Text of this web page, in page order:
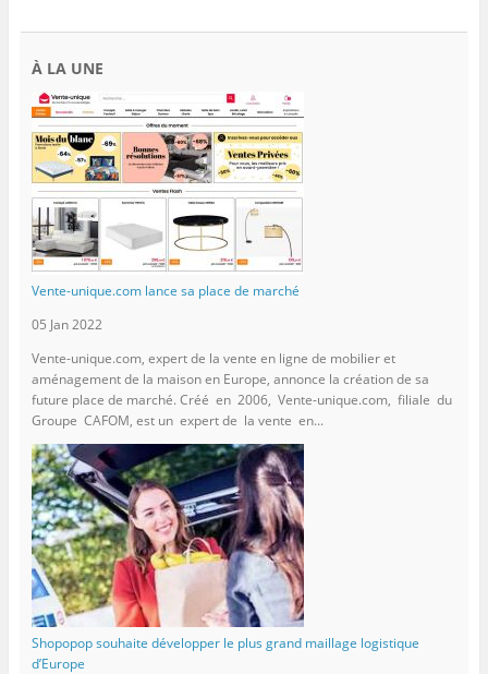
À LA UNE
Vente-unique.com lance sa place de marché
05 Jan 2022
Vente-unique.com, expert de la vente en ligne de mobilier et
aménagement de la maison en Europe, annonce la création de sa
future place de marché. Créé en 2006, Vente-unique.com, filiale du
Groupe CAFOM, est un expert de la vente en...
Shopopop souhaite développer le plus grand maillage logistique
d’Europe